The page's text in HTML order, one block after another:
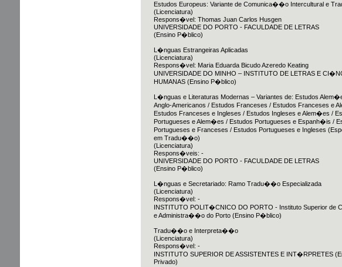
Estudos Europeus: Variante de Comunica��o Intercultural e
(Licenciatura)
Respons�vel: Thomas Juan Carlos Husgen
UNIVERSIDADE DO PORTO - FACULDADE DE LETRAS
(Ensino P�blico)
L�nguas Estrangeiras Aplicadas
(Licenciatura)
Respons�vel: Maria Eduarda Bicudo Azeredo Keating
UNIVERSIDADE DO MINHO – INSTITUTO DE LETRAS E
HUMANAS (Ensino P�blico)
L�nguas e Literaturas Modernas – Variantes de: Estudos
Anglo-Americanos / Estudos Franceses / Estudos Franceses e
Estudos Franceses e Ingleses / Estudos Ingleses e Alem�es /
Portugueses e Alem�es / Estudos Portugueses e Espanh�is /
Portugueses e Franceses / Estudos Portugueses e Ingleses
em Tradu��o)
(Licenciatura)
Respons�veis: -
UNIVERSIDADE DO PORTO - FACULDADE DE LETRAS
(Ensino P�blico)
L�nguas e Secretariado: Ramo Tradu��o Especializada
(Licenciatura)
Respons�vel: -
INSTITUTO POLIT�CNICO DO PORTO - Instituto Superior de
e Administra��o do Porto (Ensino P�blico)
Tradu��o e Interpreta��o
(Licenciatura)
Respons�vel: -
INSTITUTO SUPERIOR DE ASSISTENTES E INT�RPRETES
Privado)